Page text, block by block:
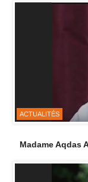
ACTUALITÉS
Madame Aqdas